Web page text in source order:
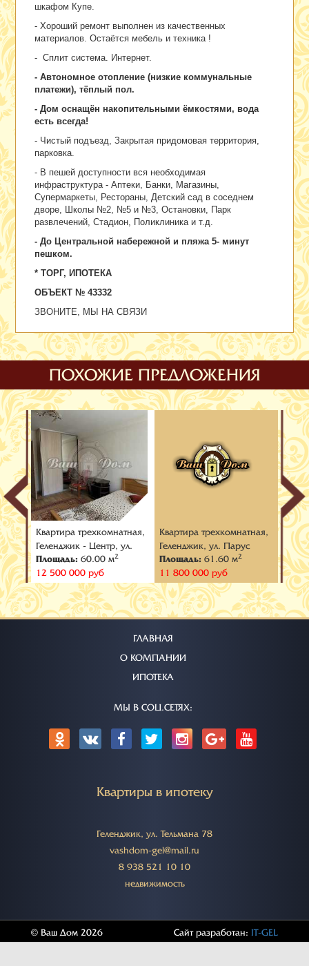
шкафом Купе.
- Хороший ремонт выполнен из качественных
материалов. Остаётся мебель и техника !
- Сплит система. Интернет.
- Автономное отопление (низкие коммунальные
платежи), тёплый пол.
- Дом оснащён накопительными ёмкостями, вода
есть всегда!
- Чистый подъезд, Закрытая придомовая территория,
парковка.
- В пешей доступности вся необходимая
инфраструктура - Аптеки, Банки, Магазины,
Супермаркеты, Рестораны, Детский сад в соседнем
дворе, Школы №2, №5 и №3, Остановки, Парк
развлечений, Стадион, Поликлиника и т.д.
- До Центральной набережной и пляжа 5- минут
пешком.
* ТОРГ, ИПОТЕКА
ОБЪЕКТ № 43332
ЗВОНИТЕ, МЫ НА СВЯЗИ
ПОХОЖИЕ ПРЕДЛОЖЕНИЯ
Квартира трехкомнатная,
Геленджик - Центр, ул.
Тельмана
Площадь: 60.00 м2
12 500 000 руб
Квартира трехкомнатная,
Геленджик, ул. Парус
Площадь: 61.60 м2
11 800 000 руб
ул.
19
ГЛАВНАЯ
О КОМПАНИИ
ИПОТЕКА
МЫ В СОЦ.СЕТЯХ:
Квартиры в ипотеку
Геленджик, ул. Тельмана 78
vashdom-gel@mail.ru
8 938 521 10 10
недвижимость
© Ваш Дом 2026 Сайт разработан:IT-GEL